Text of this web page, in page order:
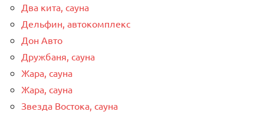
Два кита, сауна
Дельфин, автокомплекс
Дон Авто
Дружбаня, сауна
Жара, сауна
Жара, сауна
Звезда Востока, сауна